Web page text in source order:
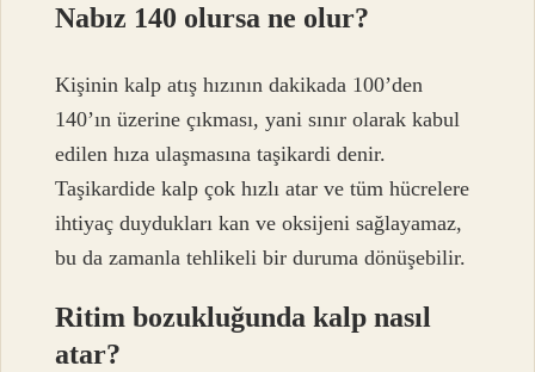
Nabız 140 olursa ne olur?
Kişinin kalp atış hızının dakikada 100’den
140’ın üzerine çıkması, yani sınır olarak kabul
edilen hıza ulaşmasına taşikardi denir.
Taşikardide kalp çok hızlı atar ve tüm hücrelere
ihtiyaç duydukları kan ve oksijeni sağlayamaz,
bu da zamanla tehlikeli bir duruma dönüşebilir.
Ritim bozukluğunda kalp nasıl
atar?